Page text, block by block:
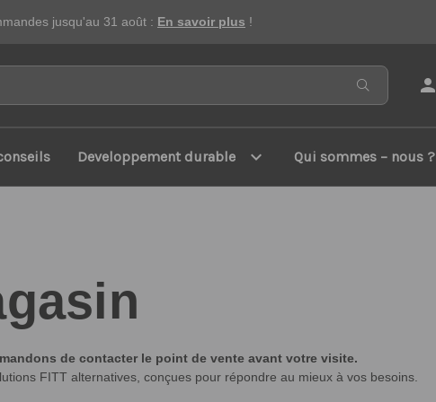
jusqu'au 31 août : En savoir plus !
person
Developpement durable expand_more Qui sommes – nous ?
de contacter le point de vente avant votre visite.
FITT alternatives, conçues pour répondre au mieux à vos besoins.